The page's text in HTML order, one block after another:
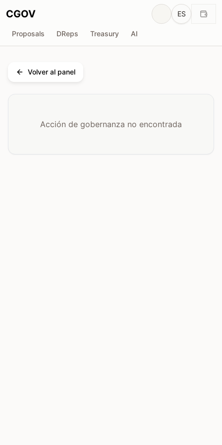
CGOV ES
Proposals DReps Treasury AI
Volver al panel
Acción de gobernanza no encontrada